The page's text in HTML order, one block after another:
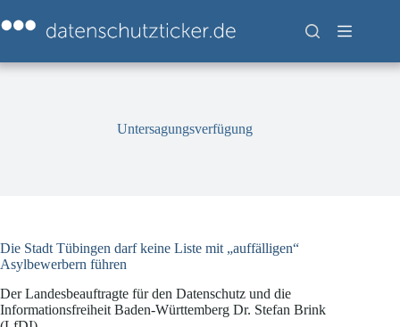
Inhalt
springen
Untersagungsverfügung
Die Stadt Tübingen darf keine Liste mit „auffälligen“
Asylbewerbern führen
Der Landesbeauftragte für den Datenschutz und die
Informationsfreiheit Baden-Württemberg Dr. Stefan Brink